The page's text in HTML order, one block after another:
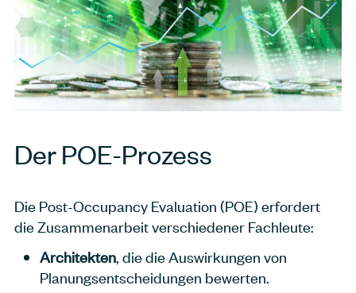
Der POE-Prozess
Die Post-Occupancy Evaluation (POE) erfordert
die Zusammenarbeit verschiedener Fachleute:
Architekten, die die Auswirkungen von
Planungsentscheidungen bewerten.